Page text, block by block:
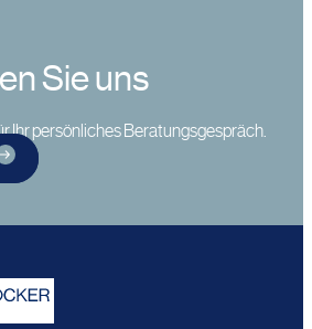
Sie uns
Ihr persönliches Beratungsgespräch.